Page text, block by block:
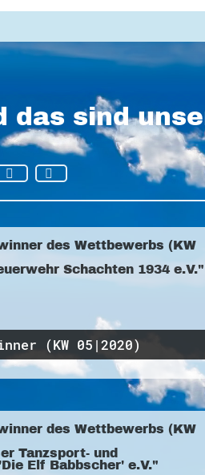
das sind
des Wettbewerbs (KW
Schachten 1934 e.V."
(KW 05|2020)
des Wettbewerbs (KW
Tanzsport- und
Elf Babbscher' e.V."